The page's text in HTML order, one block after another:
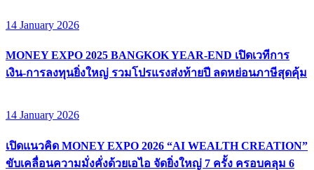
14 January 2026
MONEY EXPO 2025 BANGKOK YEAR-END เปิดเวทีการ
เงิน-การลงทุนยิ่งใหญ่ รวมโปรแรงส่งท้ายปี ลดหย่อนภาษีสุดคุ้ม
14 January 2026
เปิดแนวคิด MONEY EXPO 2026 “AI WEALTH CREATION”
ขับเคลื่อนความมั่งคั่งด้วยเอไอ จัดยิ่งใหญ่ 7 ครั้ง ครอบคลุม 6